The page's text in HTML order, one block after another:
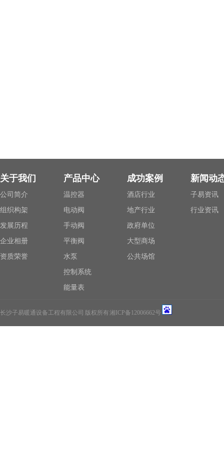
关于我们
公司简介
组织构架
发展历程
企业相册
资质荣誉
产品中心
温控器
电动阀
手动阀
平衡阀
水泵
控制系统
能量表
成功案例
酒店行业
地产行业
政府单位
大型商场
公共场馆
新闻动
子易资讯
行业资讯
长沙子易暖通设备工程有限公司 版权所有湘ICP备12006662号